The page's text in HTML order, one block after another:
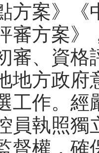
方案》《
審方案
審、資格
地方政府
工作。
員執照獨
督權，確